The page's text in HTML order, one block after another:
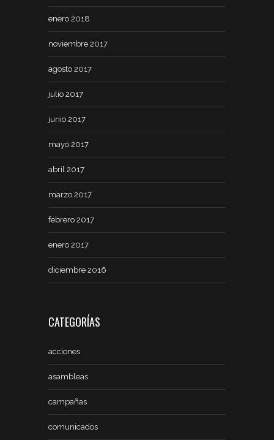
enero 2018
noviembre 2017
agosto 2017
julio 2017
junio 2017
mayo 2017
abril 2017
marzo 2017
febrero 2017
enero 2017
diciembre 2016
CATEGORÍAS
acciones
asambleas
campañas
comunicados